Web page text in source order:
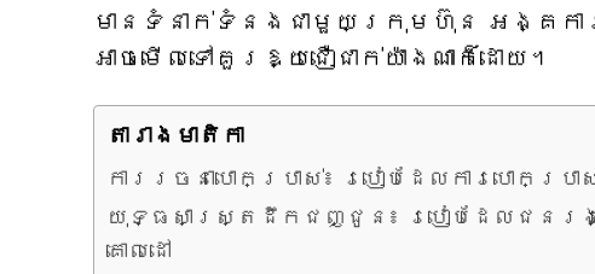
មានទំនាក់ទំនងជាមួយក្រុមហ៊ុន អង្គការ
អាចមើលទៅគួរឱ្យជឿជាក់យ៉ាងណាក៏ដោយ។
តារាង​មាតិកា
ការរចនាបោកប្រាស់៖ របៀបដែលការបោកប្រា
យុទ្ធសាស្ត្រដឹកជញ្ជូន៖ របៀបដែលជនរ
គោលដៅ